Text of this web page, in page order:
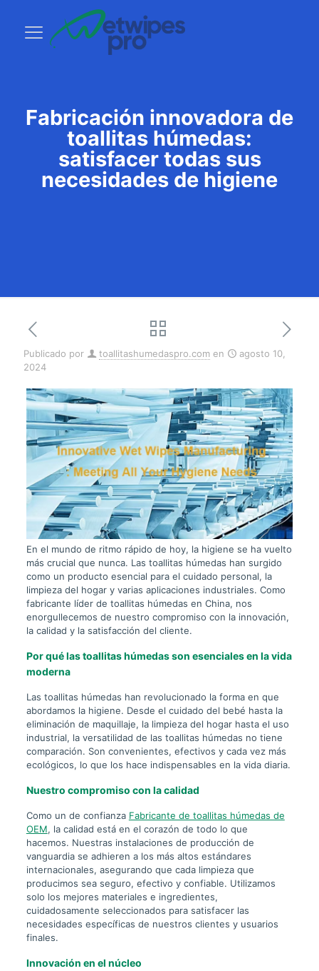
Fabricación innovadora de
toallitas húmedas:
satisfacer todas sus
necesidades de higiene
Publicado por toallitashumedaspro.com en
agosto 10,
2024
En el mundo de ritmo rápido de hoy, la higiene se ha vuelto
más crucial que nunca. Las toallitas húmedas han surgido
como un producto esencial para el cuidado personal, la
limpieza del hogar y varias aplicaciones industriales. Como
fabricante líder de toallitas húmedas en China, nos
enorgullecemos de nuestro compromiso con la innovación,
la calidad y la satisfacción del cliente.
Por qué las toallitas húmedas son esenciales en la vida
moderna
Las toallitas húmedas han revolucionado la forma en que
abordamos la higiene. Desde el cuidado del bebé hasta la
eliminación de maquillaje, la limpieza del hogar hasta el uso
industrial, la versatilidad de las toallitas húmedas no tiene
comparación. Son convenientes, efectivos y cada vez más
ecológicos, lo que los hace indispensables en la vida diaria.
Nuestro compromiso con la calidad
Como un de confianza Fabricante de toallitas húmedas de
OEM, la calidad está en el corazón de todo lo que
hacemos. Nuestras instalaciones de producción de
vanguardia se adhieren a los más altos estándares
internacionales, asegurando que cada limpieza que
producimos sea seguro, efectivo y confiable. Utilizamos
solo los mejores materiales e ingredientes,
cuidadosamente seleccionados para satisfacer las
necesidades específicas de nuestros clientes y usuarios
finales.
Innovación en el núcleo